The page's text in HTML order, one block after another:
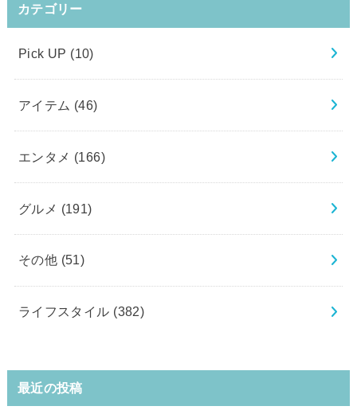
カテゴリー
Pick UP (10)
アイテム (46)
エンタメ (166)
グルメ (191)
その他 (51)
ライフスタイル (382)
最近の投稿